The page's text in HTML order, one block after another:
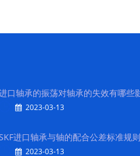
口轴承的振荡对轴承的失效有哪些
2023-03-13
进口轴承与轴的配合公差标准规则
2023-03-13